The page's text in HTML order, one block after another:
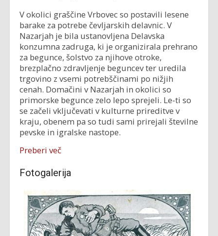
V okolici graščine Vrbovec so postavili lesene
barake za potrebe čevljarskih delavnic. V
Nazarjah je bila ustanovljena Delavska
konzumna zadruga, ki je organizirala prehrano
za begunce, šolstvo za njihove otroke,
brezplačno zdravljenje beguncev ter uredila
trgovino z vsemi potrebščinami po nižjih
cenah. Domačini v Nazarjah in okolici so
primorske begunce zelo lepo sprejeli. Le-ti so
se začeli vključevati v kulturne prireditve v
kraju, obenem pa so tudi sami prirejali številne
pevske in igralske nastope.
Preberi več
Fotogalerija